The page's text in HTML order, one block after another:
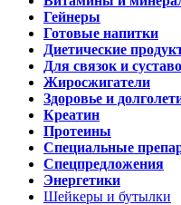
Гейнеры
Готовые напитки
Диетические
Для связок и
Жиросжигатели
Здоровье и
Креатин
Протеины
Специальные
Спецпредложения
Энергетики
Шейкеры и бутылки